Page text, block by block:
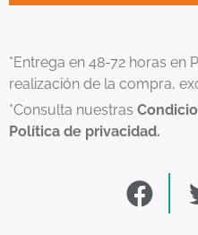
*Entrega en 48-72 horas en
realización de la compra,
*Consulta nuestras
Política de privacidad.